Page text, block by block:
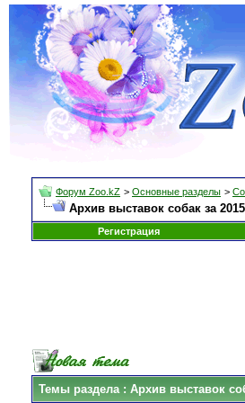
Форум Zoo.kZ > Основные разделы >
Архив выставок собак за
Регистрация
Темы раздела: Архив выставок